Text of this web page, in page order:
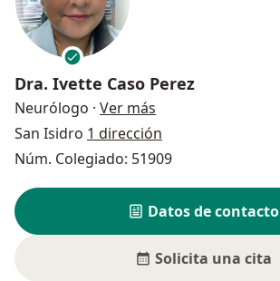
Dra. Ivette Caso Perez
Neurólogo · Ver más
San Isidro 1 dirección
Núm. Colegiado: 51909
Datos de contacto
Solicita una cita